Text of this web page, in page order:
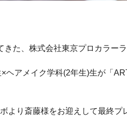
た、株式会社東京プロカラー
ヘアメイク学科(2年生)生が「
より斎藤様をお迎えして最終プ